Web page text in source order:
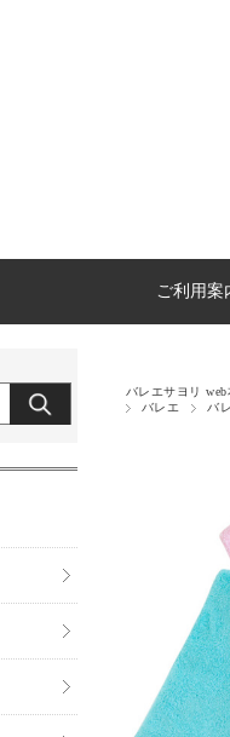
ご利用案
バレエサヨリ web
バレエ
バ